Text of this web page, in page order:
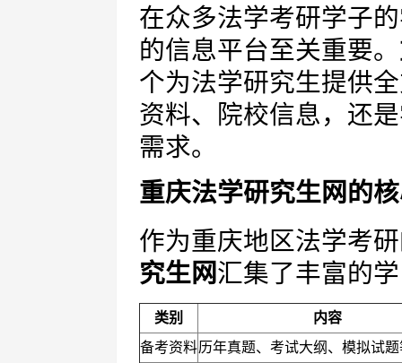
在众多法学考研学子
的信息平台至关重要。
个为法学研究生提供
资料、院校信息，还
需求。
重庆法学研究生网的
作为重庆地区法学考
究生网汇集了丰富的
类别
内容
备考资料历年真题、考试大纲、模拟试题